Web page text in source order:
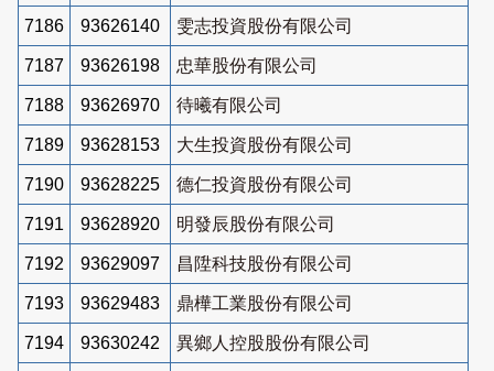
7186 93626140 雯志投資股份有限公司
7187 93626198 忠華股份有限公司
7188 93626970 待曦有限公司
7189 93628153 大生投資股份有限公司
7190 93628225 德仁投資股份有限公司
7191 93628920 明發辰股份有限公司
7192 93629097 昌陞科技股份有限公司
7193 93629483 鼎樺工業股份有限公司
7194 93630242 異鄉人控股股份有限公司